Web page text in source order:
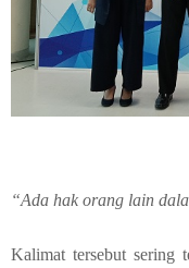
“Ada hak orang lain
Kalimat tersebut sering